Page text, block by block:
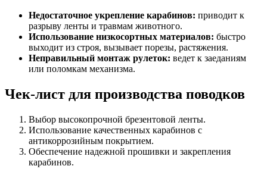
Недостаточное укрепление карабинов: приводит к
разрыву ленты и травмам животного.
Использование низкосортных материалов: быстро
выходит из строя, вызывает порезы, растяжения.
Неправильный монтаж рулеток: ведет к заеданиям
или поломкам механизма.
Чек-лист для производства поводков
Выбор высокопрочной брезентовой ленты.
Использование качественных карабинов с
антикоррозийным покрытием.
Обеспечение надежной прошивки и закрепления
карабинов.